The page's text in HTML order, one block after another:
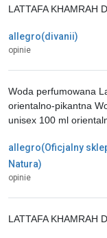
allegro(divanii)
opinie
LATTAFA KHAMRAH
allegro(Oficjalny
Natura)
opinie
Woda perfumowana
orientalno-pikantna
unisex 100 ml
LATTAFA KHAMRAH